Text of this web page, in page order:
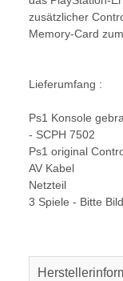
zusätzlicher
Memory-Card
Lieferumfang :
Ps1 Konsole
- SCPH 7502
Ps1 original
AV Kabel
Netzteil
3 Spiele - Bitte